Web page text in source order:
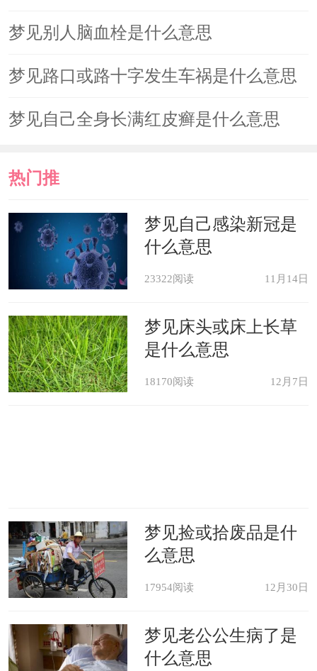
梦见别人脑血栓是什么意思
梦见路口或路十字发生车祸是什么意思
梦见自己全身长满红皮癣是什么意思
热门推
荐
梦见自己感染新冠是
什么意思
23322阅读 11月14日
梦见床头或床上长草
是什么意思
18170阅读 12月7日
梦见捡或拾废品是什
么意思
17954阅读 12月30日
梦见老公公生病了是
什么意思